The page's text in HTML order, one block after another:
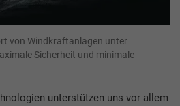
von Windkraftanlagen unter
Sicherheit und minimale
unterstützen uns vor allem